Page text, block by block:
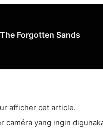
Forgotten Sands
afficher cet article.
caméra yang ingin